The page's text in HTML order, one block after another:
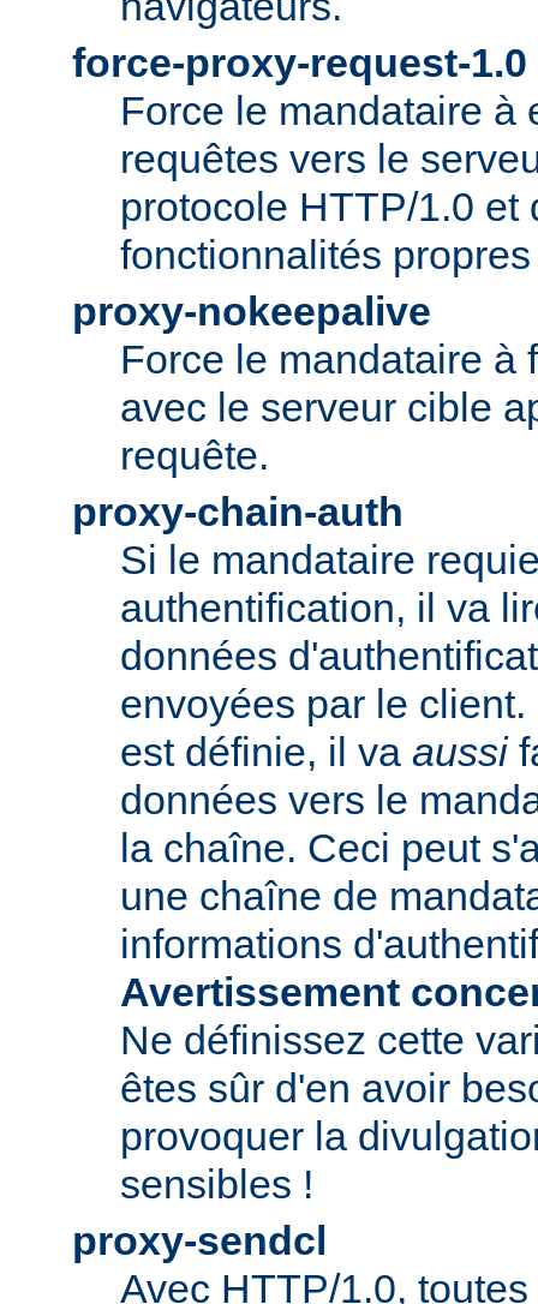
force-proxy-request-1.0
Force le mandataire à
requêtes vers le
protocole HTTP/1.0 et
fonctionnalités
proxy-nokeepalive
Force le mandataire à
avec le serveur cible
requête.
proxy-chain-auth
Si le mandataire
authentification, il va
données
envoyées par le
est définie, il va aussi
données vers le
la chaîne. Ceci peut
une chaîne de
informations
Avertissement
Ne définissez cette
êtes sûr d'en avoir
provoquer la
sensibles !
proxy-sendcl
Avec HTTP/1.0,